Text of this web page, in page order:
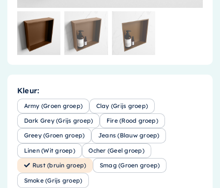
Kleur:
Army (Groen groep) Clay (Grijs groep)
Dark Grey (Grijs groep) Fire (Rood groep)
Greey (Groen groep) Jeans (Blauw groep)
Linen (Wit groep) Ocher (Geel groep)
Rust (bruin groep) Smag (Groen groep)
Smoke (Grijs groep)